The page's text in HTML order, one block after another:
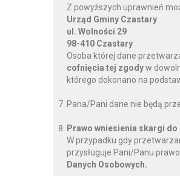
Z powyższych uprawnień
Urząd Gminy Czastary
ul. Wolności 29
98-410 Czastary
Osoba której dane
cofnięcia tej zgodyw
którego dokonano na
Pana/Pani dane nie będą
Prawo wniesienia skargi
W przypadku gdy
przysługuje Pani/Panu
Danych Osobowych.